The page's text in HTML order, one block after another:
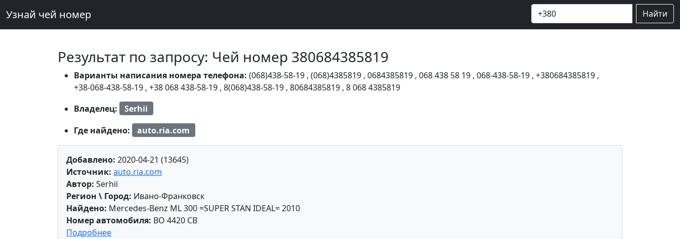
Узнай чей номер Найти
Результат по запросу: Чей номер 380684385819
Варианты написания номера телефона: (068)438-58-19 , (068)4385819 , 0684385819 , 068 438 58 19 , 068-438-58-19 , +380684385819 ,
+38-068-438-58-19 , +38 068 438-58-19 , 8(068)438-58-19 , 80684385819 , 8 068 4385819
Владелец:
Serhii
Где найдено:
auto.ria.com
Добавлено: 2020-04-21 (13645)
Источник: auto.ria.com
Автор: Serhii
Регион \ Город: Ивано-Франковск
Найдено: Mercedes-Benz ML 300 =SUPER STAN IDEAL= 2010
Номер автомобиля: BO 4420 CB
Подробнее